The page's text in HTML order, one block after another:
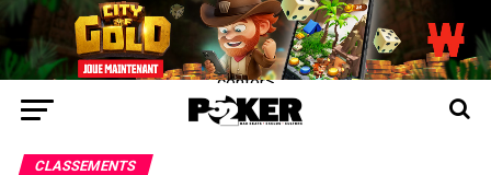
center>
CLASSEMENTS